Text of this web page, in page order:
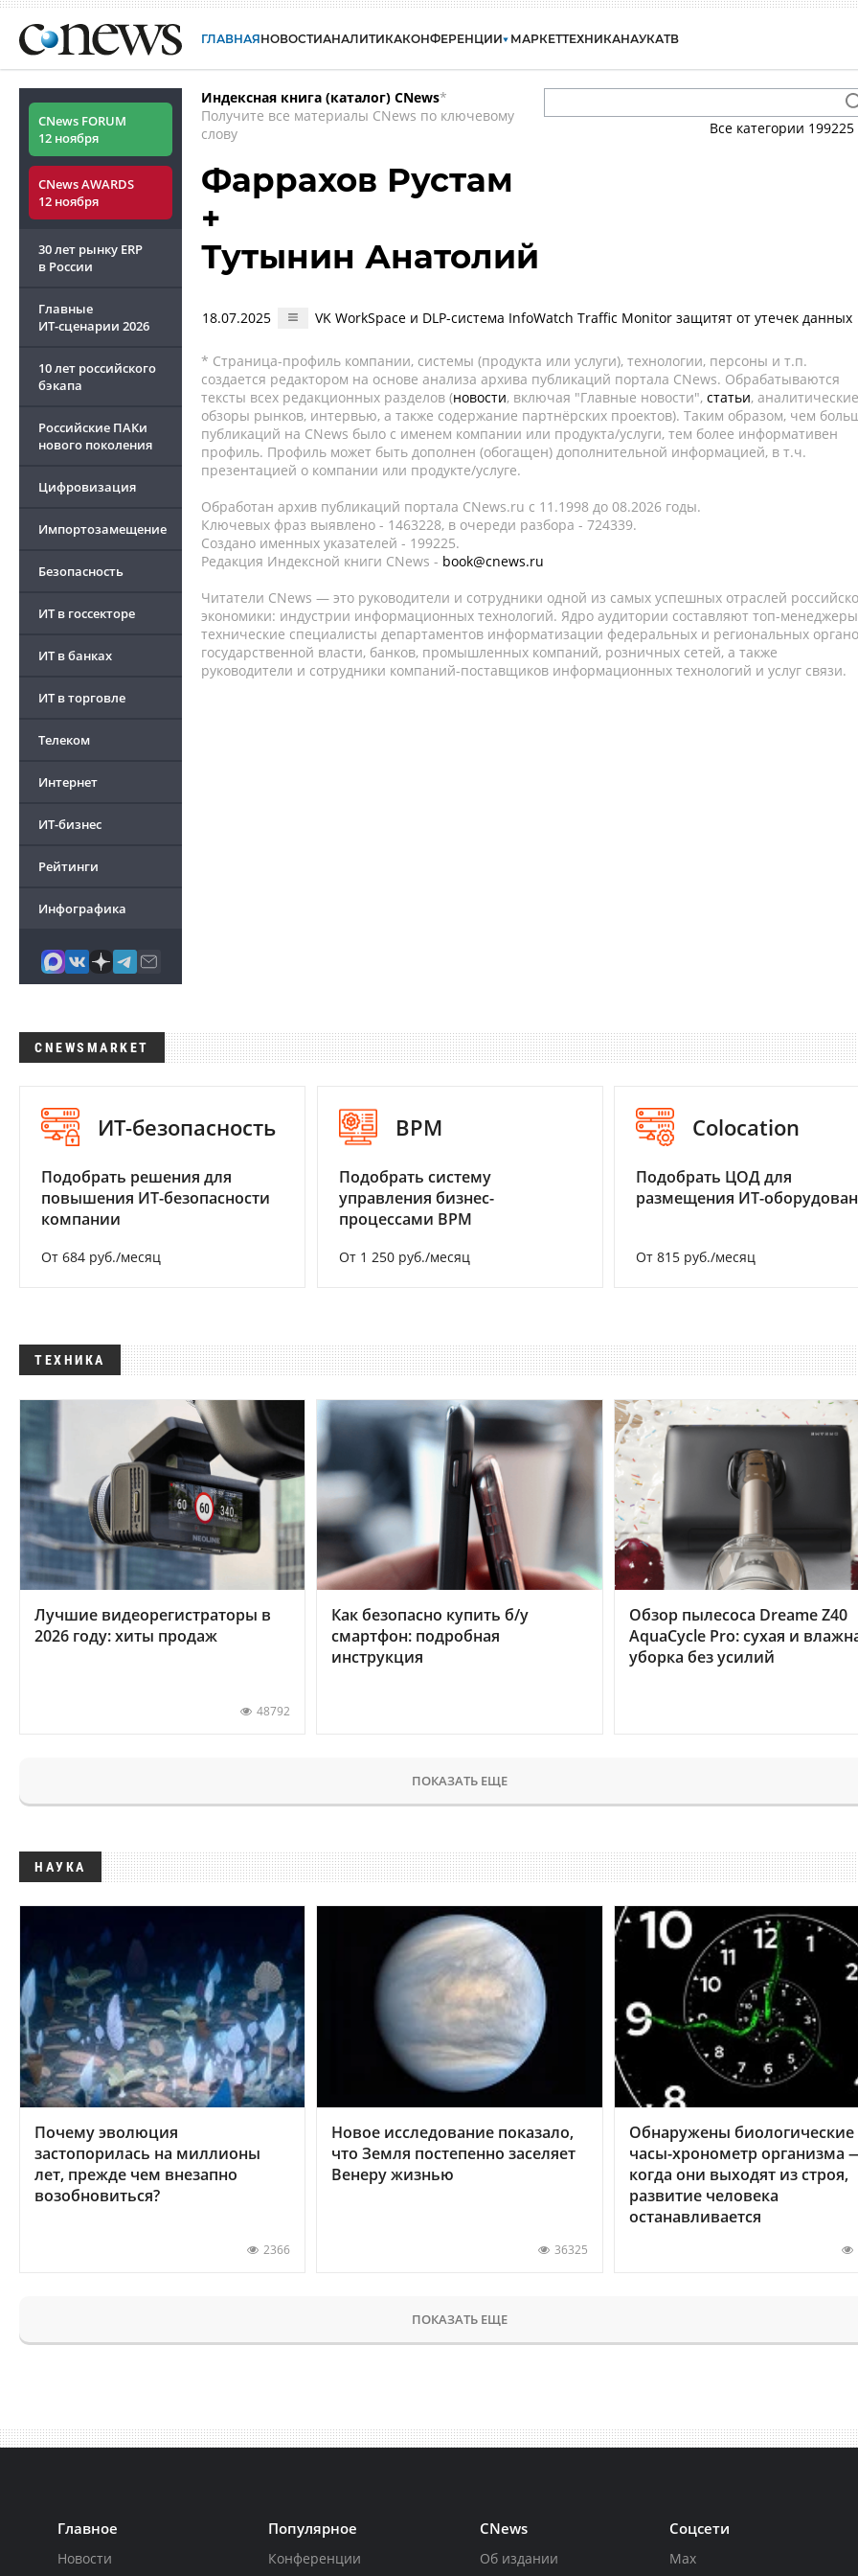
ГЛАВНАЯНОВОСТИАНАЛИТИКАКОНФЕРЕНЦИИ МАРКЕТТЕХНИКАНАУКАТВ
CNews FORUM
12 ноября
CNews AWARDS
12 ноября
30 лет рынку ERP
в России
Главные
ИТ-сценарии 2026
10 лет российского
бэкапа
Российские ПАКи
нового поколения
Цифровизация
Импортозамещение
Безопасность
ИТ в госсекторе
ИТ в банках
ИТ в торговле
Телеком
Интернет
ИТ-бизнес
Рейтинги
Инфографика
Индексная книга (каталог) CNews*
Получите все материалы CNews по ключевому
слову
Все категории 199225
Фаррахов Рустам
+
Тутынин Анатолий
18.07.2025 VK WorkSpace и DLP-система InfoWatch Traffic Monitor защитят от утечек данных
* Страница-профиль компании, системы (продукта или услуги), технологии, персоны и т.п.
создается редактором на основе анализа архива публикаций портала CNews. Обрабатываются
тексты всех редакционных разделов (новости, включая "Главные новости", статьи, аналитические
обзоры рынков, интервью, а также содержание партнёрских проектов). Таким образом, чем
публикаций на CNews было с именем компании или продукта/услуги, тем более информативен
профиль. Профиль может быть дополнен (обогащен) дополнительной информацией, в т.ч.
презентацией о компании или продукте/услуге.
Обработан архив публикаций портала CNews.ru c 11.1998 до 08.2026 годы.
Ключевых фраз выявлено - 1463228, в очереди разбора - 724339.
Создано именных указателей - 199225.
Редакция Индексной книги CNews - book@cnews.ru
Читатели CNews — это руководители и сотрудники одной из самых успешных отраслей
экономики: индустрии информационных технологий. Ядро аудитории составляют топ-
технические специалисты департаментов информатизации федеральных и региональных
государственной власти, банков, промышленных компаний, розничных сетей, а также
руководители и сотрудники компаний-поставщиков информационных технологий и услуг связи.
CNEWSMARKET
ИТ-безопасность
Подобрать решения для
повышения ИТ-безопасности
компании
От 684 руб./месяц
BPM
Подобрать систему
управления бизнес-
процессами BPM
От 1 250 руб./месяц
Colocation
Подобрать ЦОД для
размещения ИТ-
От 815 руб./месяц
ТЕХНИКА
Лучшие видеорегистраторы в
2026 году: хиты продаж
48792
Как безопасно купить б/у
смартфон: подробная
инструкция
Обзор пылесоса Dreame Z40
AquaCycle Pro: сухая и
уборка без усилий
ПОКАЗАТЬ ЕЩЕ
НАУКА
Почему эволюция
застопорилась на миллионы
лет, прежде чем внезапно
возобновиться?
2366
Новое исследование показало,
что Земля постепенно заселяет
Венеру жизнью
36325
Обнаружены биологические
часы-хронометр организма
когда они выходят из строя,
развитие человека
останавливается
ПОКАЗАТЬ ЕЩЕ
Главное
Новости
Популярное
Конференции
CNews
Об издании
Соцсети
Max